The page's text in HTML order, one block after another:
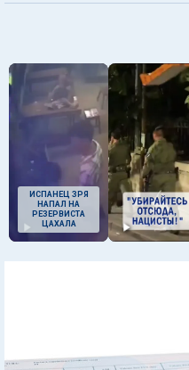
ИСПАНЕЦ ЗРЯ
НАПАЛ НА
РЕЗЕРВИСТА
ЦАХАЛА